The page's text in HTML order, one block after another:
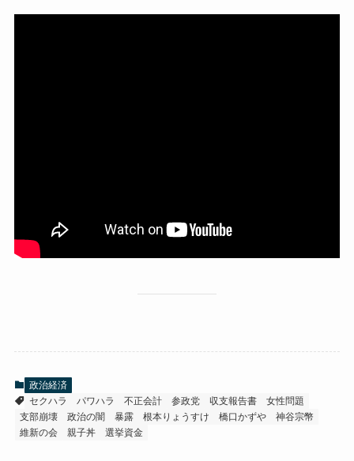
政治経済
セクハラ
パワハラ 不正会計 参政党 収支報告書
女性問題
支部崩壊
政治の闇 暴露 根本りょうすけ 橋口かずや
神谷宗幣
維新の会
親子丼 選挙資金